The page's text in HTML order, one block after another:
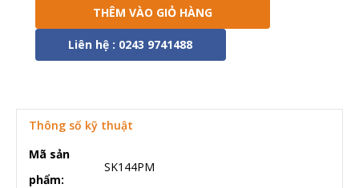
THÊM VÀO GIỎ HÀNG
Liên hệ : 0243 9741488
Thông số kỹ thuật
Mã sản
phẩm:
SK144PM